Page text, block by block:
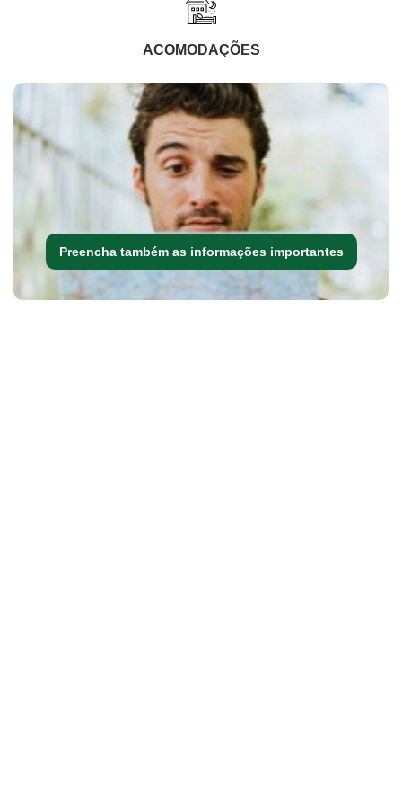
ACOMODAÇÕES
Preencha também as informações importantes